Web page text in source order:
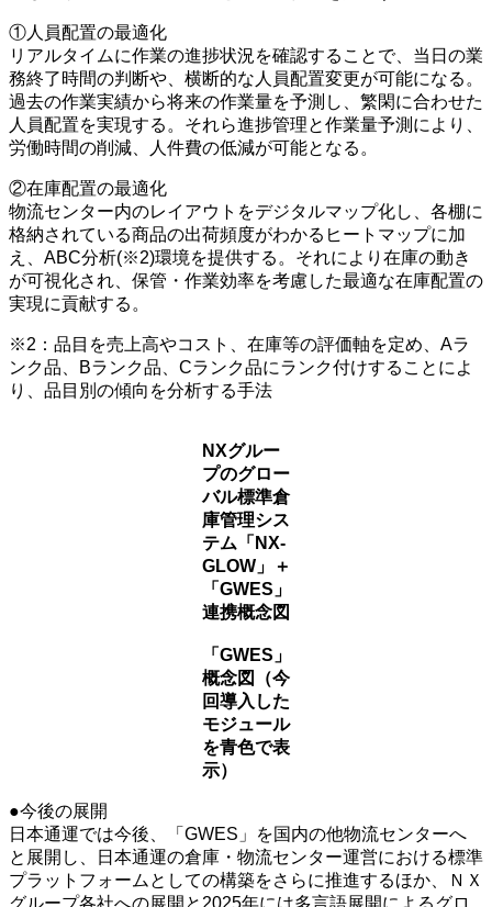
①人員配置の最適化
リアルタイムに作業の進捗状況を確認することで、当日の業
務終了時間の判断や、横断的な人員配置変更が可能になる。
過去の作業実績から将来の作業量を予測し、繁閑に合わせた
人員配置を実現する。それら進捗管理と作業量予測により、
労働時間の削減、人件費の低減が可能となる。
②在庫配置の最適化
物流センター内のレイアウトをデジタルマップ化し、各棚に
格納されている商品の出荷頻度がわかるヒートマップに加
え、ABC分析(※2)環境を提供する。それにより在庫の動き
が可視化され、保管・作業効率を考慮した最適な在庫配置の
実現に貢献する。
※2：品目を売上高やコスト、在庫等の評価軸を定め、Aラ
ンク品、Bランク品、Cランク品にランク付けすることによ
り、品目別の傾向を分析する手法
NXグルー
プのグロー
バル標準倉
庫管理シス
テム「NX-
GLOW」＋
「GWES」
連携概念図
「GWES」
概念図（今
回導入した
モジュール
を青色で表
示）
●今後の展開
日本通運では今後、「GWES」を国内の他物流センターへ
と展開し、日本通運の倉庫・物流センター運営における標準
プラットフォームとしての構築をさらに推進するほか、ＮＸ